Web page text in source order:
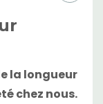
la longueur
chez nous.